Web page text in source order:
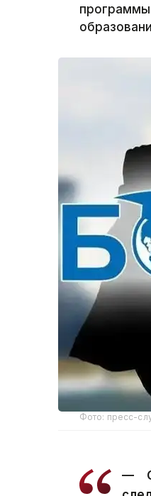
Фото: пресс-
—